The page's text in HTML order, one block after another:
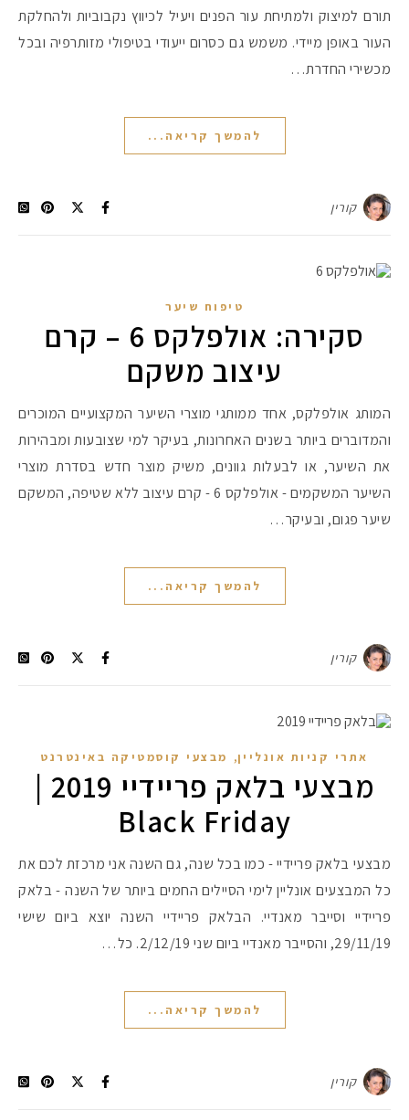
תורם למיצוק ולמתיחת עור הפנים ויעיל לכיווץ נקבוביות ולהחלקת
העור באופן מיידי. משמש גם כסרום ייעודי בטיפולי מזותרפיה ובכל
מכשירי החדרת…
להמשך קריאה...
קורין
טיפוח שיער
סקירה: אולפלקס 6 – קרם
עיצוב משקם
המותג אולפלקס, אחד ממותגי מוצרי השיער המקצועיים המוכרים
והמדוברים ביותר בשנים האחרונות, בעיקר למי שצובעות ומבהירות
את השיער, או לבעלות גוונים, משיק מוצר חדש בסדרת מוצרי
השיער המשקמים - אולפלקס 6 - קרם עיצוב ללא שטיפה, המשקם
שיער פגום, ובעיקר…
להמשך קריאה...
קורין
אתרי קניות אונליין, מבצעי קוסמטיקה באינטרנט
מבצעי בלאק פריידיי 2019 |
Black Friday
מבצעי בלאק פריידיי - כמו בכל שנה, גם השנה אני מרכזת לכם את
כל המבצעים אונליין לימי הסיילים החמים ביותר של השנה - בלאק
פריידיי וסייבר מאנדיי. הבלאק פריידיי השנה יוצא ביום שישי
29/11/19, והסייבר מאנדיי ביום שני 2/12/19. כל…
להמשך קריאה...
קורין